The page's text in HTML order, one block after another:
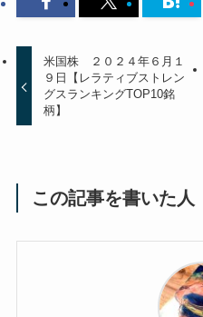
米国株 ２０２４年６月１
９日【レラティブストレン
グスランキングTOP10銘
柄】
この記事を書いた人